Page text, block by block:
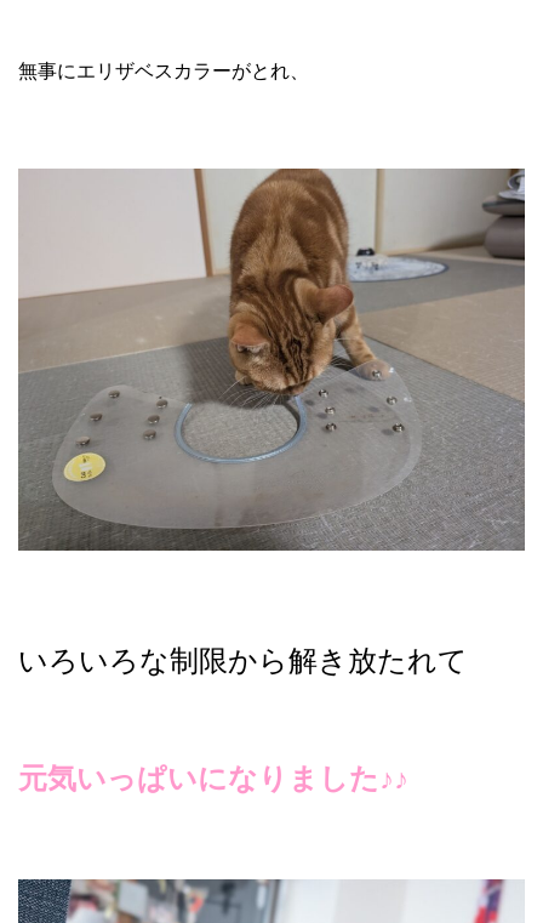
無事にエリザベスカラーがとれ、
いろいろな制限から解き放たれて
元気いっぱいになりました♪♪